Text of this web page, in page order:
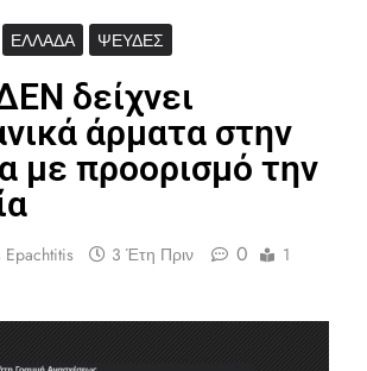
ΕΛΛΆΔΑ ΨΕΥΔΈΣ
δείχνει
άρματα στην
με προορισμό την
Epachtitis 3 Έτη Πριν 0
1